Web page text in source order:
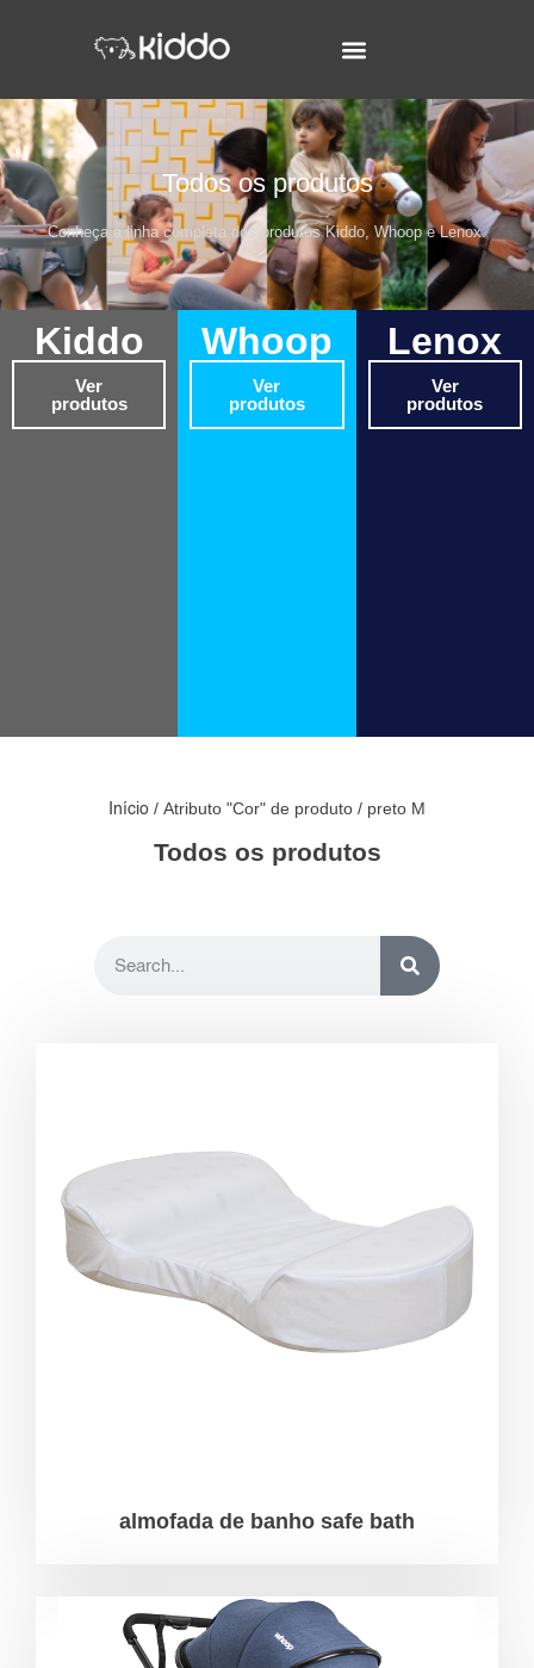
Todos os produtos
Conheça a linha completa dos produtos Kiddo, Whoop e Lenox.
Kiddo
Ver
produtos
Whoop
Ver
produtos
Lenox
Ver
produtos
Início / Atributo "Cor" de produto / preto M
Todos os produtos
almofada de banho safe bath